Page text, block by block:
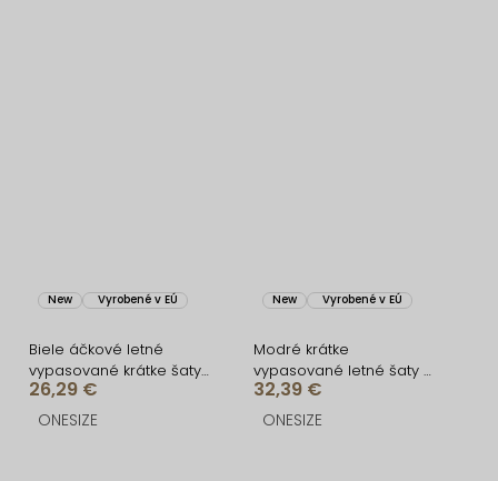
New Vyrobené v EÚ
Biele áčkové letné
vypasované krátke šaty
BUMBLEE
26,29 €
ONESIZE
New Vyrobené v EÚ
Modré krátke
vypasované letné šaty s
citrónmi SOLARIS
32,39 €
ONESIZE